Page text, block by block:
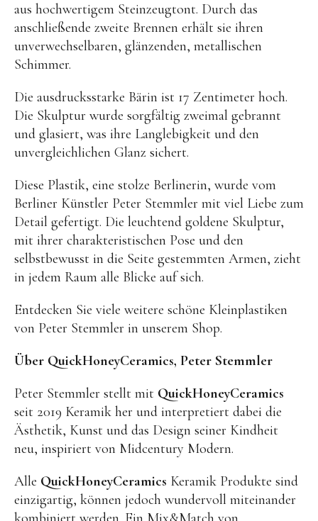
YEYE Sonnenbrillen für Kinder
Telmas Botanica | Kerzen
the Munio | Duftkerzen & Seifen
TILDA Puppen
Spielen
Basteln & Experimente
Bücher
Kuscheltiere
Lernspiele
Holzspielzeug
Spielzeug aus dem Erzgebirge
filipok Holzspielzeuge
WOODEN STORY
GRAPAT
RADUGA GREZ
activity boards
Konges Sløjd
KUMI MOOD Spielkunst
aus hochwertigem Steinzeugtont. Durch das
anschließende zweite Brennen erhält sie ihren
unverwechselbaren, glänzenden, metallischen
Schimmer.
Die ausdrucksstarke Bärin ist 17 Zentimeter hoch.
Die Skulptur wurde sorgfältig zweimal gebrannt
und glasiert, was ihre Langlebigkeit und den
unvergleichlichen Glanz sichert.
Diese Plastik, eine stolze Berlinerin, wurde vom
Berliner Künstler Peter Stemmler mit viel Liebe zum
Detail gefertigt. Die leuchtend goldene Skulptur,
mit ihrer charakteristischen Pose und den
selbstbewusst in die Seite gestemmten Armen, zieht
in jedem Raum alle Blicke auf sich.
Entdecken Sie viele weitere schöne Kleinplastiken
von Peter Stemmler in unserem Shop.
Über QuickHoneyCeramics, Peter Stemmler
Peter Stemmler stellt mit QuickHoneyCeramics
seit 2019 Keramik her und interpretiert dabei die
Ästhetik, Kunst und das Design seiner Kindheit
neu, inspiriert von Midcentury Modern.
Alle QuickHoneyCeramics Keramik Produkte sind
einzigartig, können jedoch wundervoll miteinander